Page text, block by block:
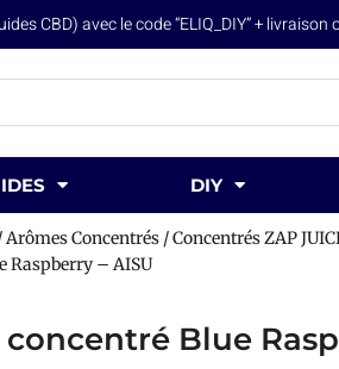
CBD) avec le code “ELIQ_DIY” +
DIY
Arômes Concentrés /Concentrés ZAP
Raspberry – AISU
Blue